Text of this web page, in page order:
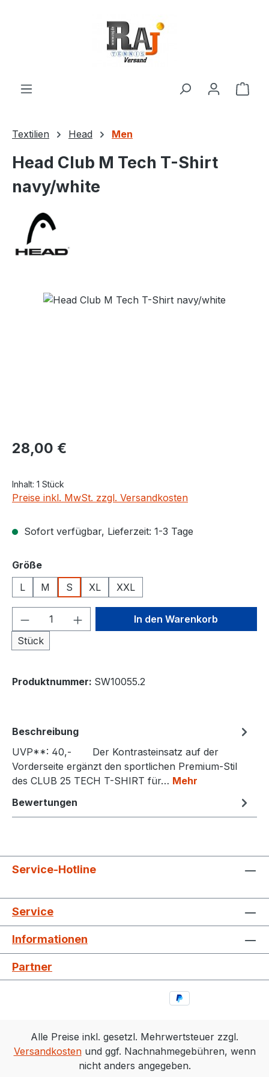
Textilien Head Men
Head Club M Tech T-Shirt
navy/white
Bildergalerie überspringen
Regulärer Preis:
28,00 €
Inhalt: 1 Stück
Preise inkl. MwSt. zzgl. Versandkosten
Sofort verfügbar, Lieferzeit: 1-3 Tage
Größeauswählen
L
M S XL XXL
Produkt Anzahl: Gib den
Stück
In den Warenkorb
Produktnummer: SW10055.2
Beschreibung
UVP**: 40,- Der Kontrasteinsatz auf der
Vorderseite ergänzt den sportlichen Premium-Stil
des CLUB 25 TECH T-SHIRT für… Mehr
Bewertungen
Service-Hotline
Service
Informationen
Partner
Alle Preise inkl. gesetzl. Mehrwertsteuer zzgl.
Versandkostenund ggf. Nachnahmegebühren, wenn
nicht anders angegeben.